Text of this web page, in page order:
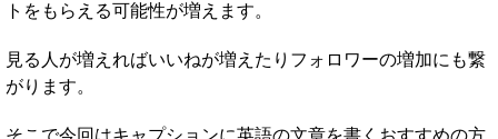
トをもらえる可能性が増えます。
見る人が増えればいいねが増えたりフォロワーの増加にも繋
がります。
そこで今回はキャプションに英語の文章を書くおすすめの方